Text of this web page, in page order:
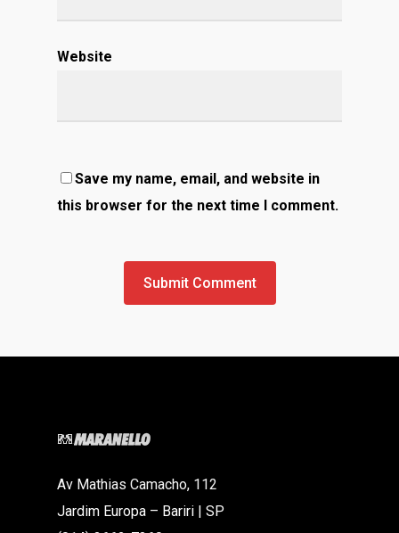
Website
Save my name, email, and website in
this browser for the next time I comment.
Av Mathias Camacho, 112
Jardim Europa – Bariri | SP